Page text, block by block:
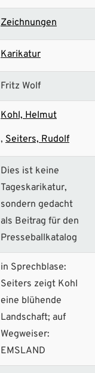
Zeichnungen
Karikatur
Fritz Wolf
Kohl, Helmut
Seiters, Rudolf
Dies ist keine
Tageskarikatur,
sondern gedacht
als Beitrag für den
Presseballkatalog
in Sprechblase:
Seiters zeigt Kohl
eine blühende
Landschaft; auf
Wegweiser:
EMSLAND